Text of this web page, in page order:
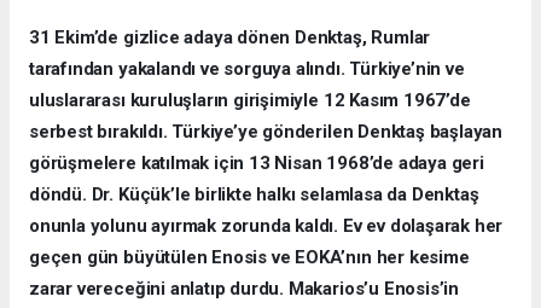
31 Ekim’de gizlice adaya dönen Denktaş, Rumlar
tarafından yakalandı ve sorguya alındı. Türkiye’nin ve
uluslararası kuruluşların girişimiyle 12 Kasım 1967’de
serbest bırakıldı. Türkiye’ye gönderilen Denktaş başlayan
görüşmelere katılmak için 13 Nisan 1968’de adaya geri
döndü. Dr. Küçük’le birlikte halkı selamlasa da Denktaş
onunla yolunu ayırmak zorunda kaldı. Ev ev dolaşarak her
geçen gün büyütülen Enosis ve EOKA’nın her kesime
zarar vereceğini anlatıp durdu. Makarios’u Enosis’in